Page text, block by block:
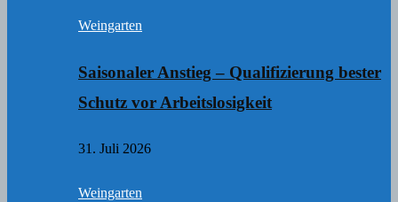
Weingarten
Saisonaler Anstieg – Qualifizierung bester
Schutz vor Arbeitslosigkeit
31. Juli 2026
Weingarten